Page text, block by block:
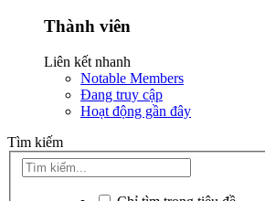
Thành viên
Liên kết nhanh
Notable Members
Đang truy cập
Hoạt động gần đây
Tìm kiếm